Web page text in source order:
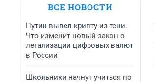
ВСЕ НОВОСТИ
Путин вывел крипту из тени.
Что изменит новый закон о
легализации цифровых валют
в России
Школьники начнут учиться по